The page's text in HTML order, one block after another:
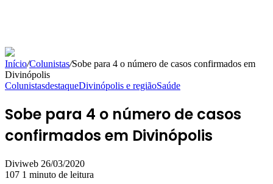
Início/Colunistas/Sobe para 4 o número de casos confirmados em
Divinópolis
ColunistasdestaqueDivinópolis e regiãoSaúde
Sobe para 4 o número de casos
confirmados em Divinópolis
Diviweb Mande
um
26/03/2020
107 1 minuto de leitura